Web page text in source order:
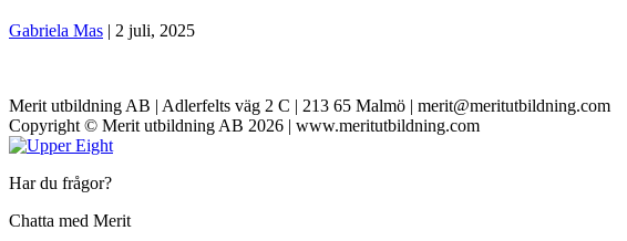
Gabriela Mas | 2 juli, 2025
Merit utbildning AB | Adlerfelts väg 2 C | 213 65 Malmö | merit@meritutbildning.com
Copyright © Merit utbildning AB 2026 | www.meritutbildning.com
Har du frågor?
Chatta med Merit